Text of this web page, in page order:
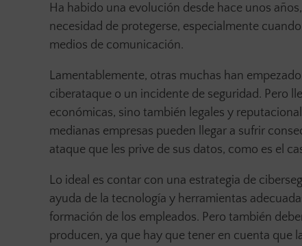
Ha habido una evolución desde hace unos
necesidad de protegerse, especialmente
medios de comunicación.
Lamentablemente, otras muchas han
ciberataque o un incidente de seguridad. Pero
económicas, sino también legales y
medianas empresas pueden llegar a sufrir
ataque que les prive de sus datos, como es el
Lo ideal es contar con una estrategia de
ayuda de la tecnología y herramientas
formación de los empleados. Pero también
producen, ya que hay que tener en cuenta que